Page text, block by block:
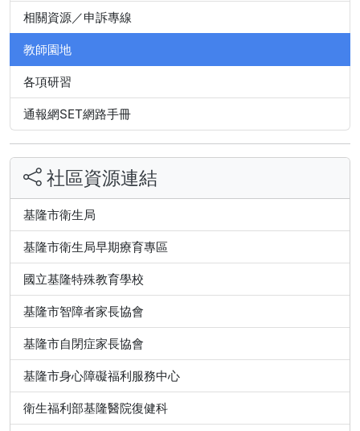
相關資源／申訴專線
教師園地
各項研習
通報網SET網路手冊
社區資源連結
基隆市衛生局
基隆市衛生局早期療育專區
國立基隆特殊教育學校
基隆市智障者家長協會
基隆市自閉症家長協會
基隆市身心障礙福利服務中心
衛生福利部基隆醫院復健科